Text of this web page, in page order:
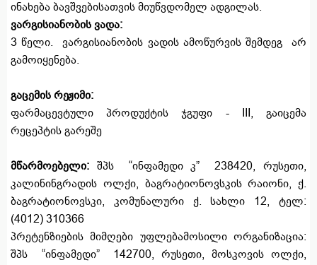
ინახება ბავშვებისათვის მიუწვდომელ ადგილას.
ვარგისიანობის ვადა:
3 წელი. ვარგისიანობის ვადის ამოწურვის შემდეგ არ
გამოიყენება.
გაცემის რეჟიმი:
ფარმაცევტული პროდუქტის ჯგუფი - III, გაიცემა
რეცეპტის გარეშე
მწარმოებელი: შპს “ინფამედი კ” 238420, რუსეთი,
კალინინგრადის ოლქი, ბაგრატიონოვსკის რაიონი, ქ.
ბაგრატიონოვსკი, კომუნალური ქ. სახლი 12, ტელ:
(4012) 310366
პრეტენზიების მიმღები უფლებამოსილი ორგანიზაცია:
შპს “ინფამედი” 142700, რუსეთი, მოსკოვის ოლქი,